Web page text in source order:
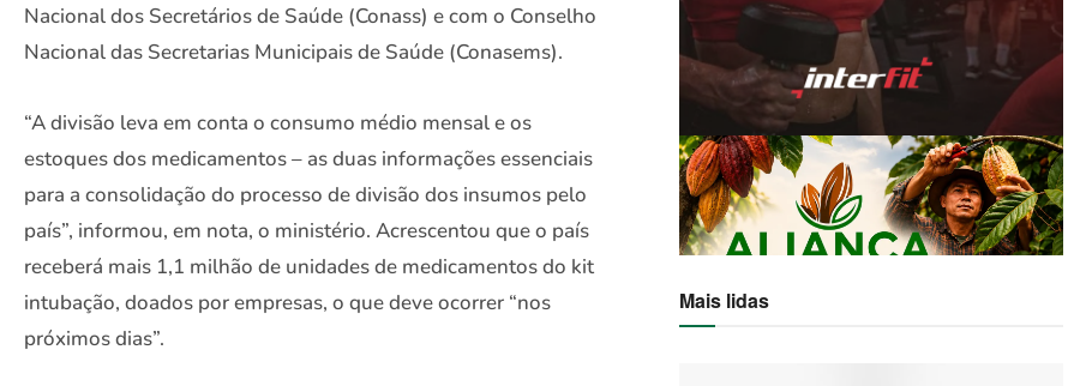
Nacional dos Secretários de Saúde (Conass) e com o Conselho
Nacional das Secretarias Municipais de Saúde (Conasems).
“A divisão leva em conta o consumo médio mensal e os
estoques dos medicamentos – as duas informações essenciais
para a consolidação do processo de divisão dos insumos pelo
país”, informou, em nota, o ministério. Acrescentou que o país
receberá mais 1,1 milhão de unidades de medicamentos do kit
intubação, doados por empresas, o que deve ocorrer “nos
próximos dias”.
Mais lidas